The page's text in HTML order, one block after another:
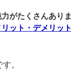
がたくさんあり
ット・デメリット
。